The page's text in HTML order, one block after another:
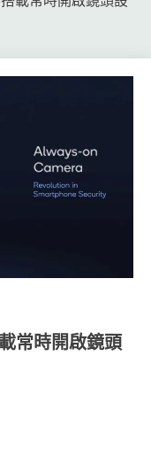
常時開啟鏡頭